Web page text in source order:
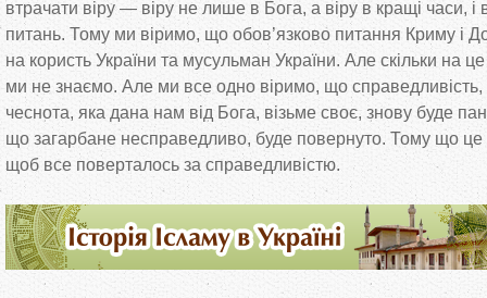
втрачати віру — віру не лише в Бога, а віру в кращі часи, і
питань. Тому ми віримо, що обов’язково питання Криму і
на користь України та мусульман України. Але скільки на це
ми не знаємо. Але ми все одно віримо, що справедливість,
чеснота, яка дана нам від Бога, візьме своє, знову буде
що загарбане несправедливо, буде повернуто. Тому що це
щоб все поверталось за справедливістю.